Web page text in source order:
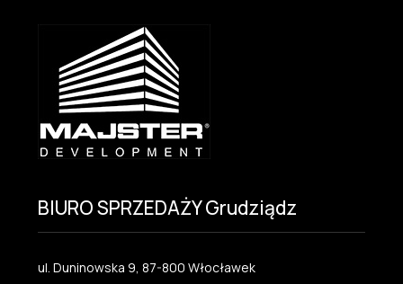
BIURO SPRZEDAŻY Grudziądz
ul. Duninowska 9, 87-800 Włocławek